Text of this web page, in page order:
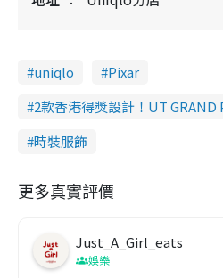
uniqlo
Pixar
2款香港得獎設計！UT GRAND
時裝服飾
更多真實評價
Just_A_Girl_eats
娛樂